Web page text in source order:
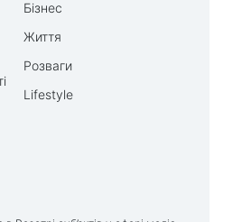
Бізнес
Життя
Розваги
Lifestyle